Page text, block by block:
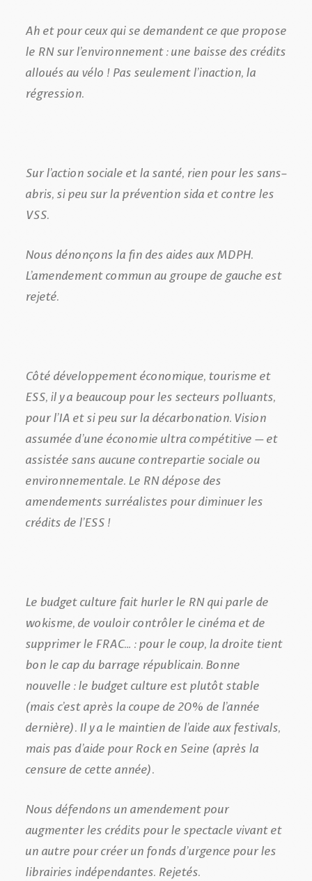
Ah et pour ceux qui se demandent ce que propose
le RN sur l’environnement : une baisse des crédits
alloués au vélo ! Pas seulement l’inaction, la
régression.
Sur l’action sociale et la santé, rien pour les sans-
abris, si peu sur la prévention sida et contre les
VSS.
Nous dénonçons la fin des aides aux MDPH.
L’amendement commun au groupe de gauche est
rejeté.
Côté développement économique, tourisme et
ESS, il y a beaucoup pour les secteurs polluants,
pour l’IA et si peu sur la décarbonation. Vision
assumée d’une économie ultra compétitive – et
assistée sans aucune contrepartie sociale ou
environnementale. Le RN dépose des
amendements surréalistes pour diminuer les
crédits de l’ESS !
Le budget culture fait hurler le RN qui parle de
wokisme, de vouloir contrôler le cinéma et de
supprimer le FRAC… : pour le coup, la droite tient
bon le cap du barrage républicain. Bonne
nouvelle : le budget culture est plutôt stable
(mais c’est après la coupe de 20% de l’année
dernière). Il y a le maintien de l’aide aux festivals,
mais pas d’aide pour Rock en Seine (après la
censure de cette année).
Nous défendons un amendement pour
augmenter les crédits pour le spectacle vivant et
un autre pour créer un fonds d’urgence pour les
librairies indépendantes. Rejetés.